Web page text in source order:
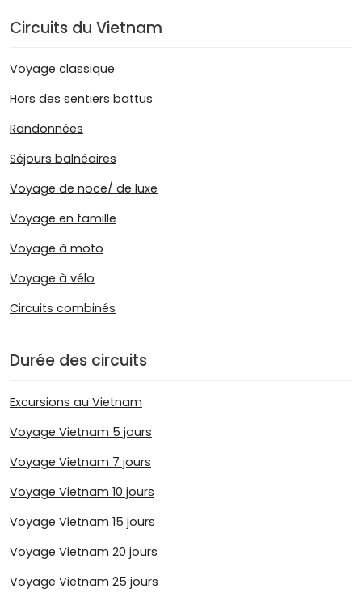
Circuits du Vietnam
Voyage classique
Hors des sentiers battus
Randonnées
Séjours balnéaires
Voyage de noce/ de luxe
Voyage en famille
Voyage à moto
Voyage à vélo
Circuits combinés
Durée des circuits
Excursions au Vietnam
Voyage Vietnam 5 jours
Voyage Vietnam 7 jours
Voyage Vietnam 10 jours
Voyage Vietnam 15 jours
Voyage Vietnam 20 jours
Voyage Vietnam 25 jours